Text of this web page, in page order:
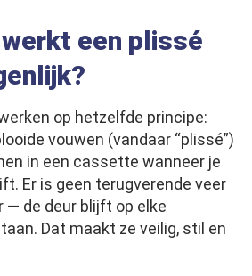
een plissé
op hetzelfde principe:
vouwen (vandaar “plissé”)
in een cassette wanneer je
Er is geen terugverende veer
— de deur blijft op elke
Dat maakt ze veilig, stil en